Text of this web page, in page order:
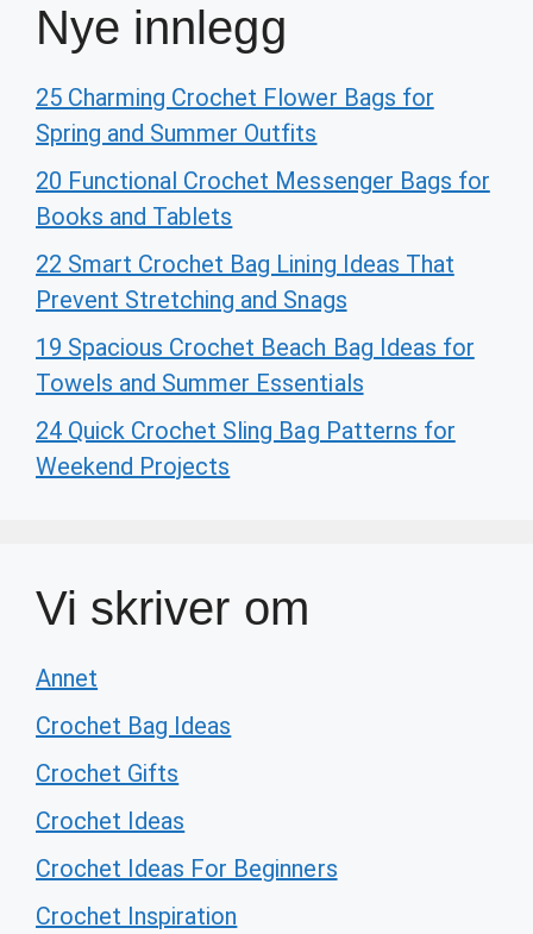
Nye innlegg
25 Charming Crochet Flower Bags for
Spring and Summer Outfits
20 Functional Crochet Messenger Bags for
Books and Tablets
22 Smart Crochet Bag Lining Ideas That
Prevent Stretching and Snags
19 Spacious Crochet Beach Bag Ideas for
Towels and Summer Essentials
24 Quick Crochet Sling Bag Patterns for
Weekend Projects
Vi skriver om
Annet
Crochet Bag Ideas
Crochet Gifts
Crochet Ideas
Crochet Ideas For Beginners
Crochet Inspiration